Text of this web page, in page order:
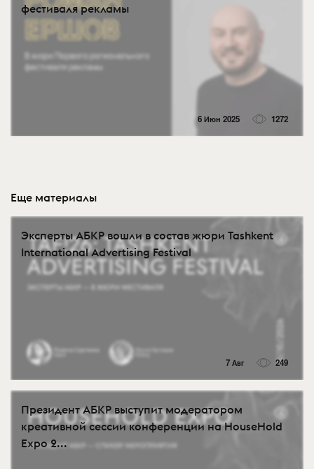
фестиваля рекламы
6 Июн 2025 1272
Еще материалы
Эксперты АБКР вошли в состав жюри Tashkent
International Advertising Festival
7 Авг 249
Президент АБКР выступит модератором
креативной сессии конференции на HouseHold
Expo 2...